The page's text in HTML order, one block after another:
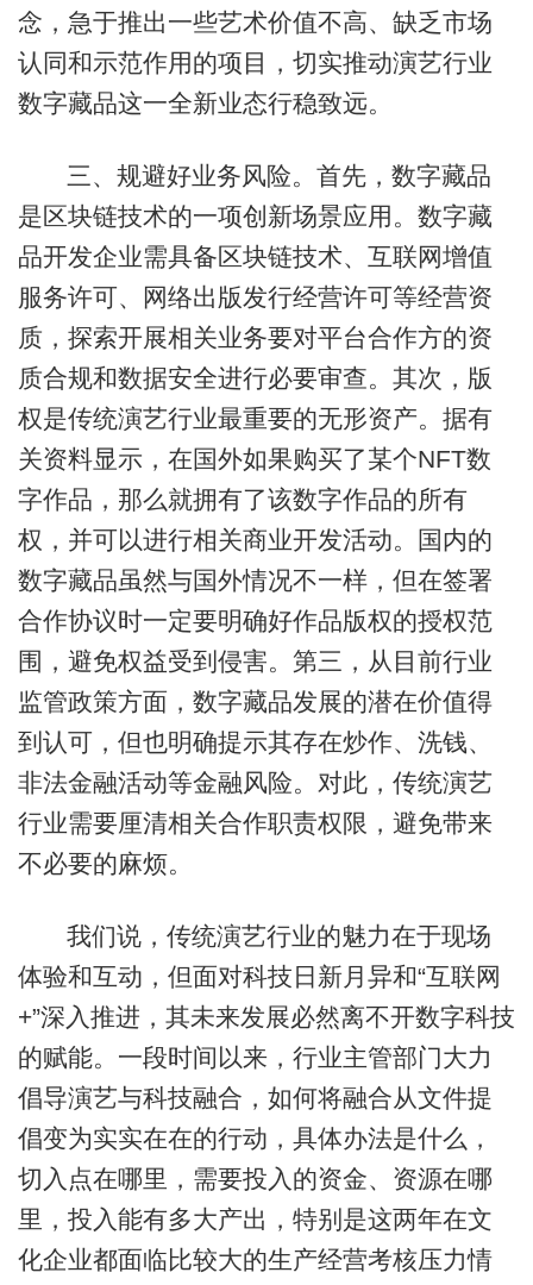
念，急于推出一些艺术价值不高、缺乏市场
认同和示范作用的项目，切实推动演艺行业
数字藏品这一全新业态行稳致远。
三、规避好业务风险。首先，数字藏品
是区块链技术的一项创新场景应用。数字藏
品开发企业需具备区块链技术、互联网增值
服务许可、网络出版发行经营许可等经营资
质，探索开展相关业务要对平台合作方的资
质合规和数据安全进行必要审查。其次，版
权是传统演艺行业最重要的无形资产。据有
关资料显示，在国外如果购买了某个NFT数
字作品，那么就拥有了该数字作品的所有
权，并可以进行相关商业开发活动。国内的
数字藏品虽然与国外情况不一样，但在签署
合作协议时一定要明确好作品版权的授权范
围，避免权益受到侵害。第三，从目前行业
监管政策方面，数字藏品发展的潜在价值得
到认可，但也明确提示其存在炒作、洗钱、
非法金融活动等金融风险。对此，传统演艺
行业需要厘清相关合作职责权限，避免带来
不必要的麻烦。
我们说，传统演艺行业的魅力在于现场
体验和互动，但面对科技日新月异和“互联网
+”深入推进，其未来发展必然离不开数字科技
的赋能。一段时间以来，行业主管部门大力
倡导演艺与科技融合，如何将融合从文件提
倡变为实实在在的行动，具体办法是什么，
切入点在哪里，需要投入的资金、资源在哪
里，投入能有多大产出，特别是这两年在文
化企业都面临比较大的生产经营考核压力情